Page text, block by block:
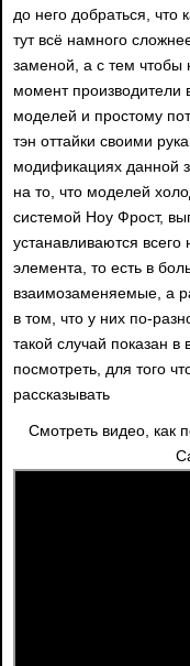
до него добраться, что
тут всё намного
заменой, а с тем чтобы
момент производители
моделей и простому
тэн оттайки своими
модификациях данной
на то, что моделей
системой Ноу Фрост,
устанавливаются всего
элемента, то есть в
взаимозаменяемые, а
в том, что у них по-
такой случай показан
посмотреть, для того
рассказывать
Смотреть видео, как